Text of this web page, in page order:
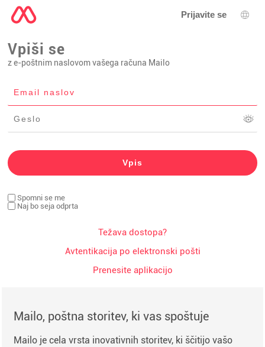
Prijavite se
Vpiši se
z e-poštnim naslovom vašega računa Mailo
Spomni se me
Naj bo seja odprta
Težava dostopa?
Avtentikacija po elektronski pošti
Prenesite aplikacijo
Mailo, poštna storitev, ki vas spoštuje
Mailo je cela vrsta inovativnih storitev, ki ščitijo vašo